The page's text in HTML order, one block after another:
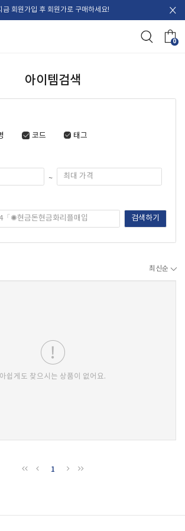
금 회원가입 후 회원가로 구매하세요!
0
아이템검색
코드 태그
~
검색하기
최신순
아쉽게도 찾으시는 상품이 없어요.
1